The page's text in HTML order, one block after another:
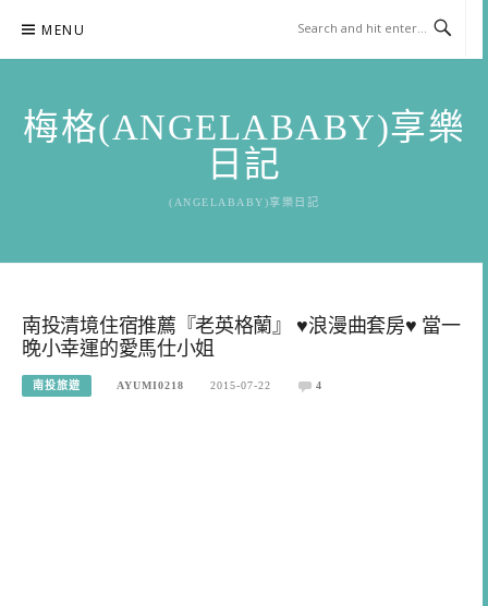
content
MENU
梅格(ANGELABABY)享樂
日記
(ANGELABABY)享樂日記
南投清境住宿推薦『老英格蘭』 ♥浪漫曲套房♥ 當一
晚小幸運的愛馬仕小姐
南投旅遊 AYUMI0218 2015-07-22 4